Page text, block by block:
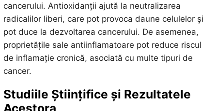
cancerului. Antioxidanții ajută la neutralizarea
radicalilor liberi, care pot provoca daune celulelor și
pot duce la dezvoltarea cancerului. De asemenea,
proprietățile sale antiinflamatoare pot reduce riscul
de inflamație cronică, asociată cu multe tipuri de
cancer.
Studiile Științifice și Rezultatele